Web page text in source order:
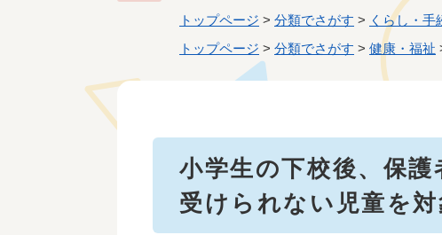
トップページ > 分類でさがす > くらし・手
トップページ > 分類でさがす > 健康・福祉
小学生の下校後、保
受けられない児童を